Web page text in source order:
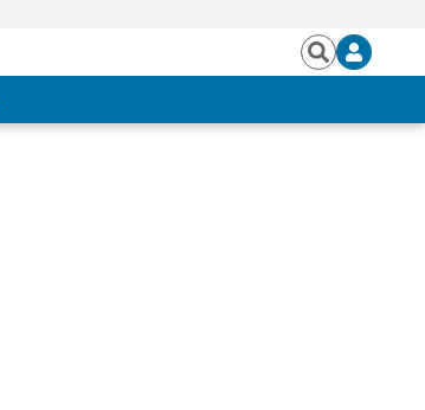
BuscarIniciar
sesión